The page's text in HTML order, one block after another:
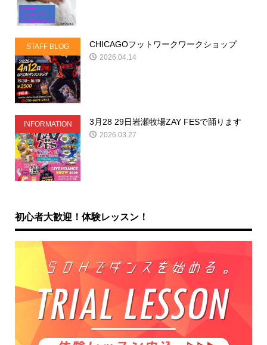
STAFF BLOG CHICAGOフットワークワークショップ
2026.04.14
INFORMATION 3月28 29日岩瀬牧場ZAY FESで踊ります
2026.03.27
初心者大歓迎！体験レッスン！